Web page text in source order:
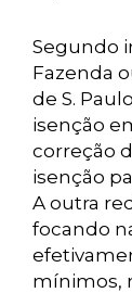
Segundo
Fazenda
de S.
isenção
correção
isenção
A outra
focando
mínimos,